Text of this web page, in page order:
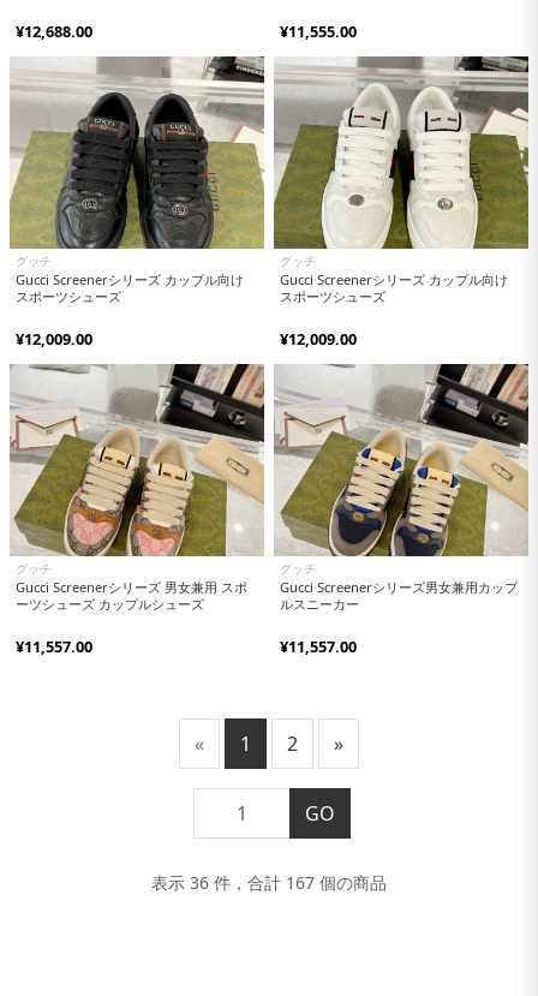
¥12,688.00 ¥11,555.00
グッチ
Gucci Screenerシリーズ カップル向け
スポーツシューズ
¥12,009.00
グッチ
Gucci Screenerシリーズ カップル向け
スポーツシューズ
¥12,009.00
グッチ
Gucci Screenerシリーズ 男女兼用 スポ
ーツシューズ カップルシューズ
¥11,557.00
グッチ
Gucci Screenerシリーズ男女兼用カップ
ルスニーカー
¥11,557.00
« 1 2 »
GO
表示 36 件，合計 167 個の商品